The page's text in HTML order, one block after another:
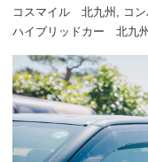
コスマイル 北九州 , コ
ハイブリッドカー 北九州